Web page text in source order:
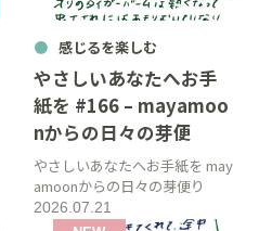
感じるを楽しむ
やさしいあなたへお手
紙を #166 – mayamoo
nからの日々の芽便
2026.07.21
やさしいあなたへお手紙を may
amoonからの日々の芽便り